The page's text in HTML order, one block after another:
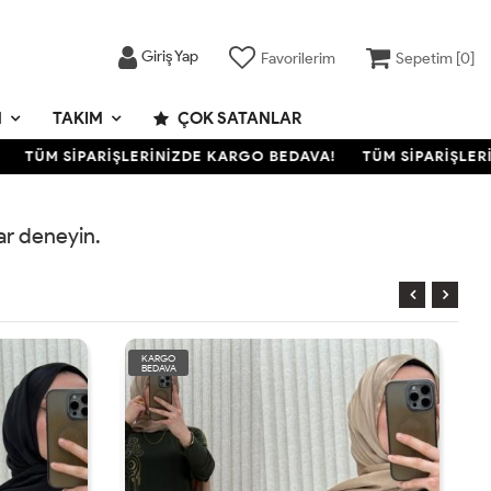
Giriş Yap Favorilerim Sepetim [0]
TAKIM ÇOK SATANLAR
TÜM SİPARİŞLERİNİZDE KARGO BEDAVA! TÜM
deneyin.
KARGO
BEDAVA